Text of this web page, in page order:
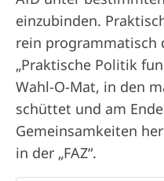
einzubinden.
rein programmatisch
„Praktische Politik
Wahl-O-Mat, in den
schüttet und am
Gemeinsamkeiten
in der „FAZ“.